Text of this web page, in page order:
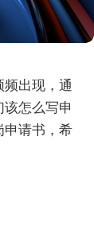
出现，通
怎么写申
申请书，希